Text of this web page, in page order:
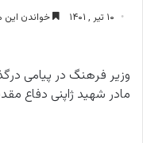
۱۰ تیر , ۱۴۰۱ خواندن این مطلب 1
وزیر فرهنگ در پیامی
مادر شهید ژاپنی دفاع